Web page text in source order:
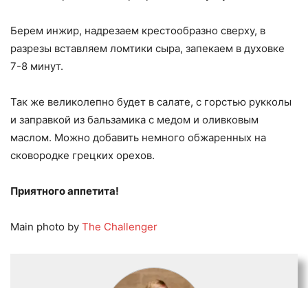
Берем инжир, надрезаем крестообразно сверху, в
разрезы вставляем ломтики сыра, запекаем в духовке
7-8 минут.
Так же великолепно будет в салате, с горстью рукколы
и заправкой из бальзамика с медом и оливковым
маслом. Можно добавить немного обжаренных на
сковородке грецких орехов.
Приятного аппетита!
Main photo by The Challenger